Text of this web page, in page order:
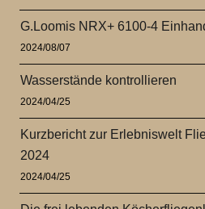
G.Loomis NRX+ 6100-4
2024/08/07
Wasserstände kontrollieren
2024/04/25
Kurzbericht zur Erlebniswelt
2024
2024/04/25